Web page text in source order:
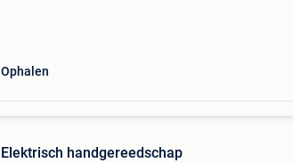
Ophalen
Elektrisch handgereedschap